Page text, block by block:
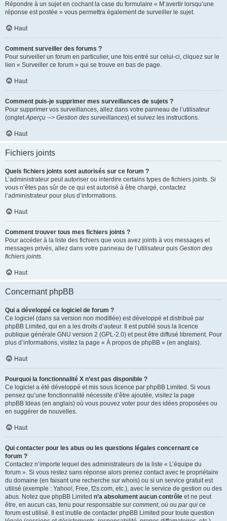
Répondre à un sujet en cochant la case du formulaire « M’avertir lorsqu’une
réponse est postée » vous permettra également de surveiller le sujet.
Haut
Comment surveiller des forums ?
Pour surveiller un forum en particulier, une fois entré sur celui-ci, cliquez sur le
lien « Surveiller ce forum » qui se trouve en bas de page.
Haut
Comment puis-je supprimer mes surveillances de sujets ?
Pour supprimer vos surveillances, allez dans votre panneau de l’utilisateur
(ongletAperçu --> Gestion des surveillances) et suivez les instructions.
Haut
Fichiers joints
Quels fichiers joints sont autorisés sur ce forum ?
L’administrateur peut autoriser ou interdire certains types de fichiers joints. Si
vous n’êtes pas sûr de ce qui est autorisé à être chargé, contactez
l’administrateur pour plus d’informations.
Haut
Comment trouver tous mes fichiers joints ?
Pour accéder à la liste des fichiers que vous avez joints à vos messages et
messages privés, allez dans votre panneau de l’utilisateur puis Gestion des
fichiers joints.
Haut
Concernant phpBB
Qui a développé ce logiciel de forum ?
Ce logiciel (dans sa version non modifiée) est développé et distribué par
phpBB Limited , qui en a les droits d’auteur. Il est publié sous la licence
publique générale GNU version 2 (GPL-2.0) et peut être diffusé librement. Pour
plus d’informations, visitez la page « À propos de phpBB » (en anglais).
Haut
Pourquoi la fonctionnalité X n’est pas disponible ?
Ce logiciel a été développé et mis sous licence par phpBB Limited. Si vous
pensez qu’une fonctionnalité nécessite d’être ajoutée, visitez la page
phpBB Ideas (en anglais) où vous pouvez voter pour des idées proposées ou
en suggérer de nouvelles.
Haut
Qui contacter pour les abus ou les questions légales concernant ce
forum ?
Contactez n’importe lequel des administrateurs de la liste « L’équipe du
forum ». Si vous restez sans réponse alors prenez contact avec le propriétaire
du domaine (en faisant une recherche sur whois) ou si un service gratuit est
utilisé (exemple : Yahoo!, Free, f2s.com, etc.), avec le service de gestion ou des
abus. Notez que phpBB Limited n’a absolument aucun contrôle et ne peut
être, en aucun cas, tenu pour responsable sur comment, où ou par qui ce
forum est utilisé. Il est inutile de contacter phpBB Limited pour toute question